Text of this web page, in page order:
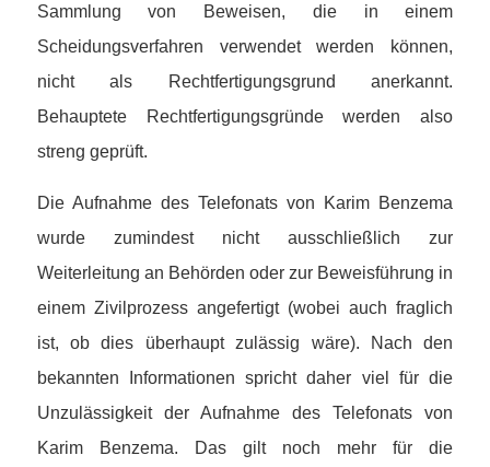
Sammlung von Beweisen, die in einem
Scheidungsverfahren verwendet werden können,
nicht als Rechtfertigungsgrund anerkannt.
Behauptete Rechtfertigungsgründe werden also
streng geprüft.
Die Aufnahme des Telefonats von Karim Benzema
wurde zumindest nicht ausschließlich zur
Weiterleitung an Behörden oder zur Beweisführung in
einem Zivilprozess angefertigt (wobei auch fraglich
ist, ob dies überhaupt zulässig wäre). Nach den
bekannten Informationen spricht daher viel für die
Unzulässigkeit der Aufnahme des Telefonats von
Karim Benzema. Das gilt noch mehr für die